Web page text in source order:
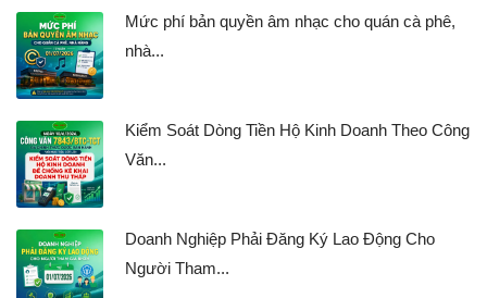
Mức phí bản quyền âm nhạc cho quán cà phê,
nhà...
Kiểm Soát Dòng Tiền Hộ Kinh Doanh Theo Công
Văn...
Doanh Nghiệp Phải Đăng Ký Lao Động Cho
Người Tham...